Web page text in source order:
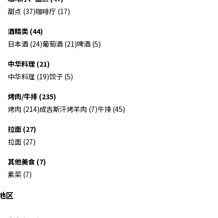
甜点 (37)咖啡厅 (17)
酒精类 (44)
日本酒 (24)葡萄酒 (21)啤酒 (5)
中华料理 (21)
中华料理 (19)饺子 (5)
烤肉/牛排 (235)
烤肉 (214)成吉斯汗烤羊肉 (7)牛排 (45)
拉面 (27)
拉面 (27)
其他美食 (7)
素菜 (7)
区